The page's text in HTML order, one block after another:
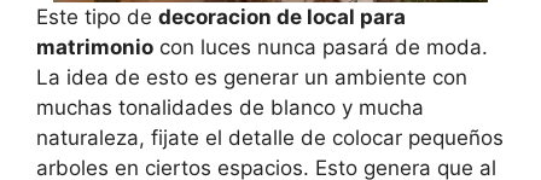
Este tipo de decoracion de local para
matrimonio con luces nunca pasará de moda.
La idea de esto es generar un ambiente con
muchas tonalidades de blanco y mucha
naturaleza, fijate el detalle de colocar pequeños
arboles en ciertos espacios. Esto genera que al